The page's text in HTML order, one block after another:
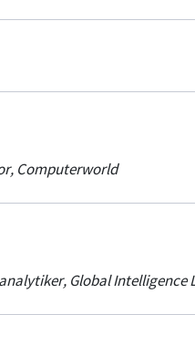
, Computerworld
, Global Intelligence